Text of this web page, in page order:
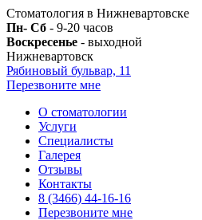
Стоматология в Нижневартовске
Пн- Сб - 9-20 часов
Воскресенье - выходной
Нижневартовск
Рябиновый бульвар, 11
Перезвоните мне
О стоматологии
Услуги
Специалисты
Галерея
Отзывы
Контакты
8 (3466) 44-16-16
Перезвоните мне